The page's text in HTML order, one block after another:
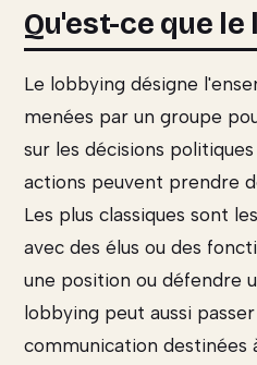
Qu'est-ce que le
Le lobbying désigne
menées par un groupe
sur les décisions
actions peuvent prendre
Les plus classiques sont
avec des élus ou des
une position ou défendre
lobbying peut aussi
communication destinées